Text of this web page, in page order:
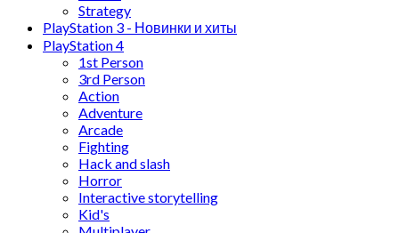
Strategy
PlayStation 3 - Новинки и хиты
PlayStation 4
1st Person
3rd Person
Action
Adventure
Arcade
Fighting
Hack and slash
Horror
Interactive storytelling
Kid's